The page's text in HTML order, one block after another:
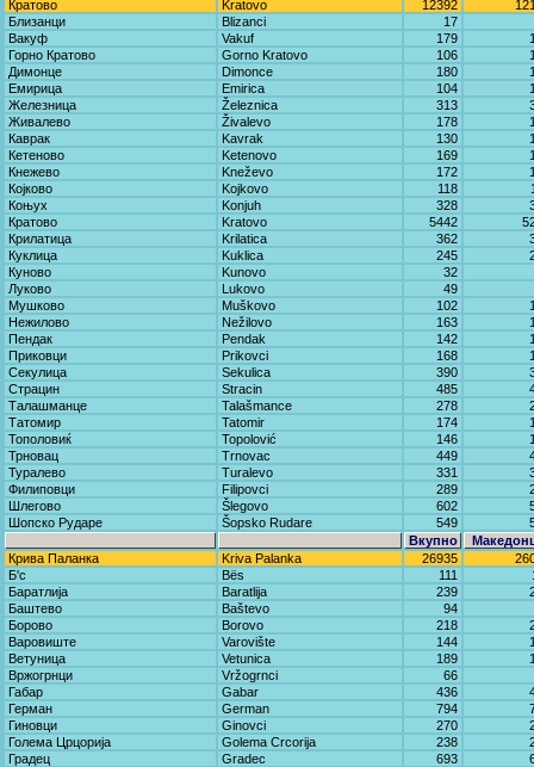
Кратово Kratovo 12392
Близанци
Blizanci
17
Вакуф
Vakuf 179
Горно Кратово
Gorno Kratovo 106
Димонце
Dimonce 180
Емирица
Emirica 104
Железница
Železnica 313
Живалево
Živalevo 178
Каврак
Kavrak 130
Кетеново
Ketenovo 169
Кнежево
Kneževo 172
Којково
Kojkovo 118
Коњух
Konjuh 328
Кратово
Kratovo 5442
Крилатица
Krilatica 362
Куклица
Kuklica 245
Куново
Kunovo
32
Луково
Lukovo
49
Мушково
Muškovo 102
Нежилово
Nežilovo 163
Пендак
Pendak 142
Приковци
Prikovci 168
Секулица
Sekulica 390
Страцин
Stracin 485
Талашманце
Talašmance 278
Татомир
Tatomir 174
Тополовиќ
Topolović 146
Трновац
Trnovac 449
Туралево
Turalevo 331
Филиповци
Filipovci 289
Шлегово
Šlegovo 602
Шопско Рударе
Šopsko Rudare 549
Вкупно
Крива Паланка
Kriva Palanka 26935
Б'с
Bës 111
Баратлија
Baratlija 239
Баштево
Baštevo
94
Борово
Borovo 218
Варовиште
Varovište 144
Ветуница
Vetunica 189
Вржогрнци
Vržogrnci
66
Габар
Gabar 436
Герман
German 794
Гиновци
Ginovci 270
Голема Црцорија
Golema Crcorija 238
Градец
Gradec 693